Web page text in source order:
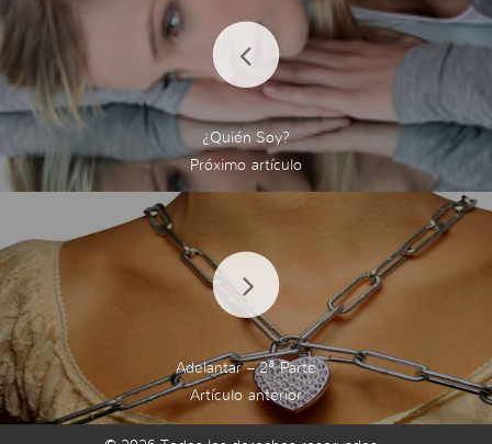
¿Quién Soy?
Adelantar – 2ª Parte